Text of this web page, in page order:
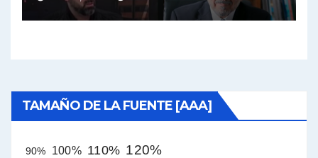
TAMAÑO DE LA FUENTE [AAA]
90% 100% 110% 120%